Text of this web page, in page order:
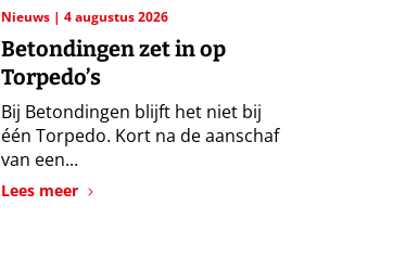
Nieuws 4 augustus 2026
Betondingen zet in op
Torpedo’s
Bij Betondingen blijft het niet bij
één Torpedo. Kort na de aanschaf
van een...
Lees meer